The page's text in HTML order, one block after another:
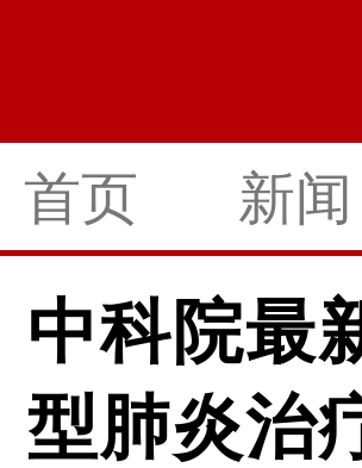
首页 新闻
中科院最
型肺炎治